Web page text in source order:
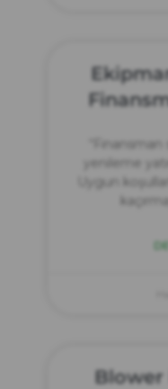
yenileme
Uygun
Blower